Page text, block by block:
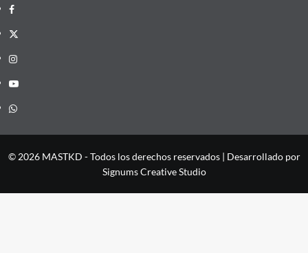
Facebook
X
Instagram
YouTube
Whatsapp